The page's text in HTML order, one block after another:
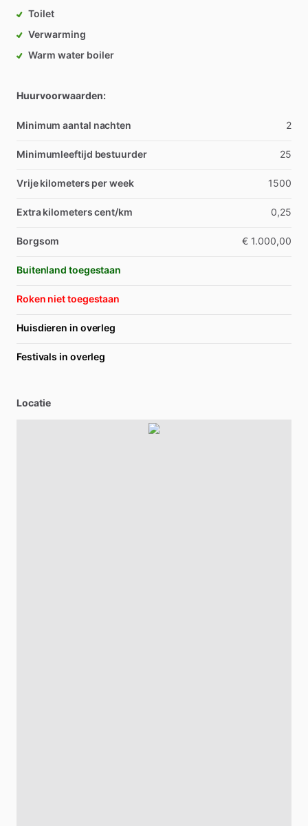
Toilet
Verwarming
Warm water boiler
Huurvoorwaarden:
Minimum aantal nachten 2
Minimumleeftijd bestuurder 25
Vrije kilometers per week 1500
Extra kilometers cent/km 0,25
Borgsom € 1.000,00
Buitenland toegestaan
Roken niet toegestaan
Huisdieren in overleg
Festivals in overleg
Locatie